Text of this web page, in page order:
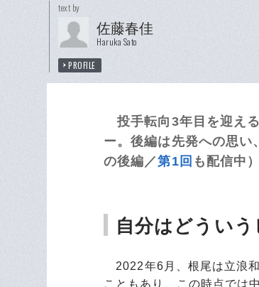
text by
佐藤春佳
Haruka Sato
PROFILE
投手転向3年目を迎え
ー。後編は先発への思い
の後編／第1回 も配信中）
自分はどうい
2022年6月、根尾は立浪
こともあり、この時点では